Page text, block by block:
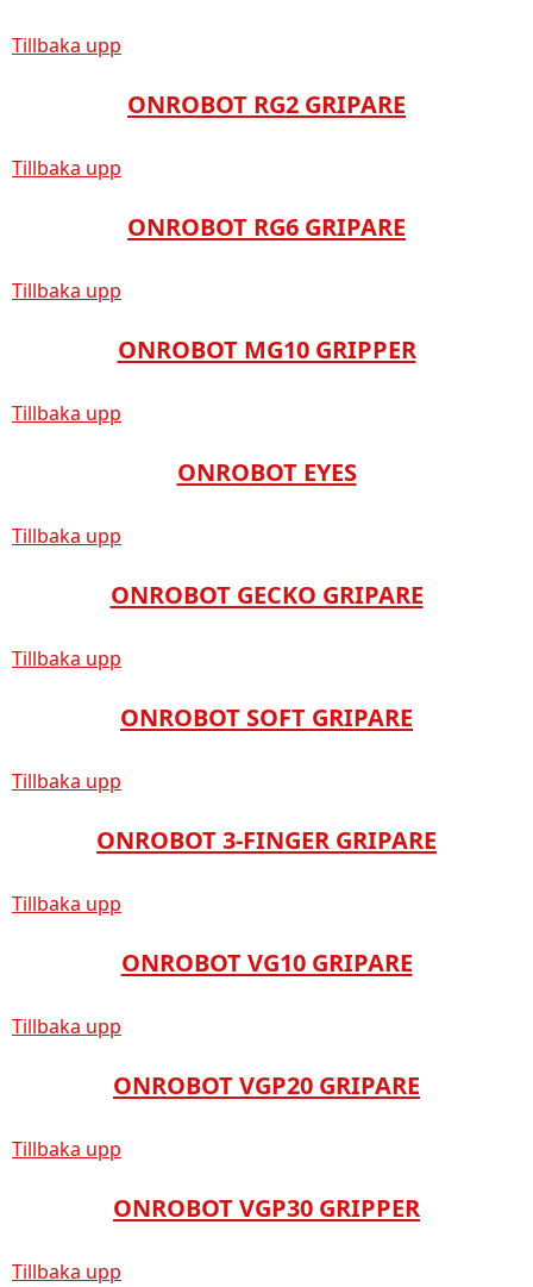
Tillbaka upp
ONROBOT RG2 GRIPARE
Tillbaka upp
ONROBOT RG6 GRIPARE
Tillbaka upp
ONROBOT MG10 GRIPPER
Tillbaka upp
ONROBOT EYES
Tillbaka upp
ONROBOT GECKO GRIPARE
Tillbaka upp
ONROBOT SOFT GRIPARE
Tillbaka upp
ONROBOT 3-FINGER GRIPARE
Tillbaka upp
ONROBOT VG10 GRIPARE
Tillbaka upp
ONROBOT VGP20 GRIPARE
Tillbaka upp
ONROBOT VGP30 GRIPPER
Tillbaka upp